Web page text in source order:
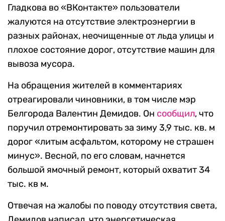
Гладкова во «ВКонтакте» пользователи
жалуются на отсутствие электроэнергии в
разных районах, неочищенные от льда улицы и
плохое состояние дорог, отсутствие машин для
вывоза мусора.
На обращения жителей в комментариях
отреагировали чиновники, в том числе мэр
Белгорода Валентин Демидов. Он сообщил, что
поручил отремонтировать за зиму 3,9 тыс. кв. м
дорог «литым асфальтом, которому не страшен
минус». Весной, по его словам, начнется
большой ямочный ремонт, который охватит 34
тыс. кв м.
Отвечая на жалобы по поводу отсутствия света,